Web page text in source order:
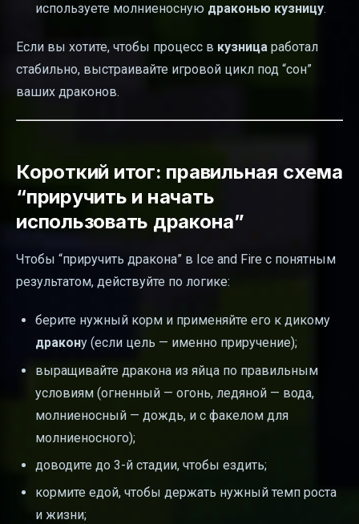
используете молниеносную драконью кузницу.
Если вы хотите, чтобы процесс в кузница работал
стабильно, выстраивайте игровой цикл под “сон”
ваших драконов.
Короткий итог: правильная схема
“приручить и начать
использовать дракона”
Чтобы “приручить дракона” в Ice and Fire с понятным
результатом, действуйте по логике:
берите нужный корм и применяйте его к дикому
дракону (если цель — именно приручение);
выращивайте дракона из яйца по правильным
условиям (огненный — огонь, ледяной — вода,
молниеносный — дождь, и с факелом для
молниеносного);
доводите до 3-й стадии, чтобы ездить;
кормите едой, чтобы держать нужный темп роста
и жизни;